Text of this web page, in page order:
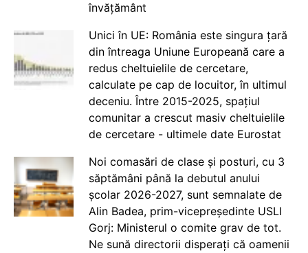
învățământ
Unici în UE: România este singura țară
din întreaga Uniune Europeană care a
redus cheltuielile de cercetare,
calculate pe cap de locuitor, în ultimul
deceniu. Între 2015-2025, spațiul
comunitar a crescut masiv cheltuielile
de cercetare - ultimele date Eurostat
Noi comasări de clase și posturi, cu 3
săptămâni până la debutul anului
școlar 2026-2027, sunt semnalate de
Alin Badea, prim-vicepreședinte USLI
Gorj: Ministerul o comite grav de tot.
Ne sună directorii disperați că oamenii